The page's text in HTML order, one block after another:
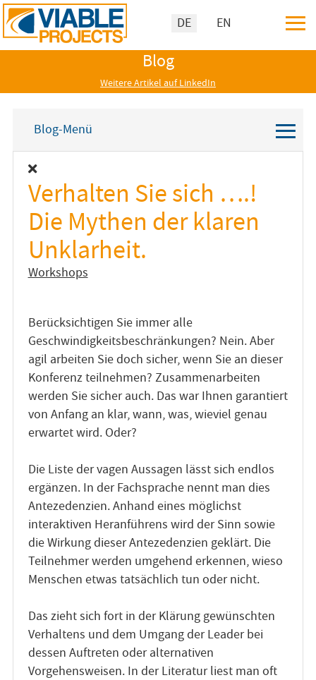
Sprache auswählen
DE EN ≡
Blog
Weitere Artikel auf LinkedIn
Blog-Menü ≡
Verhalten Sie sich ….!
Die Mythen der klaren
Unklarheit.
Workshops
Berücksichtigen Sie immer alle
Geschwindigkeitsbeschränkungen? Nein. Aber
agil arbeiten Sie doch sicher, wenn Sie an dieser
Konferenz teilnehmen? Zusammenarbeiten
werden Sie sicher auch. Das war Ihnen garantiert
von Anfang an klar, wann, was, wieviel genau
erwartet wird. Oder?
Die Liste der vagen Aussagen lässt sich endlos
ergänzen. In der Fachsprache nennt man dies
Antezedenzien. Anhand eines möglichst
interaktiven Heranführens wird der Sinn sowie
die Wirkung dieser Antezedenzien geklärt. Die
Teilnehmer werden umgehend erkennen, wieso
Menschen etwas tatsächlich tun oder nicht.
Das zieht sich fort in der Klärung gewünschten
Verhaltens und dem Umgang der Leader bei
dessen Auftreten oder alternativen
Vorgehensweisen. In der Literatur liest man oft